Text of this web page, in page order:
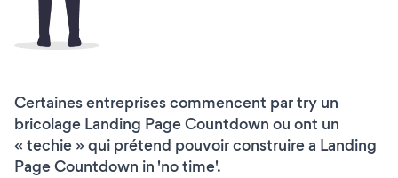
Certaines entreprises commencent par try un
bricolage Landing Page Countdown ou ont un
« techie » qui prétend pouvoir construire a Landing
Page Countdown in 'no time'.